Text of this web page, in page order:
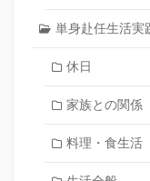
単身赴任生活実
休日
家族との関係
料理・食生活